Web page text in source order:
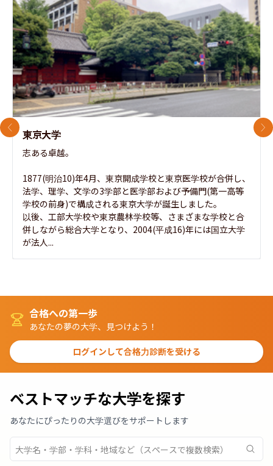
東京大学
志ある卓越。
1877(明治10)年4月、東京開成学校と東京医学校が合併し、
法学、理学、文学の3学部と医学部および予備門(第一高等
学校の前身)で構成される東京大学が誕生しました。
以後、工部大学校や東京農林学校等、さまざまな学校と合
併しながら総合大学となり、2004(平成16)年には国立大学
が法人...
前のスライド 次
合格への第一歩
あなたの夢の大学、見つけよう！
ログインして合格力診断を受ける
ベストマッチな大学を探す
あなたにぴったりの大学選びをサポートします